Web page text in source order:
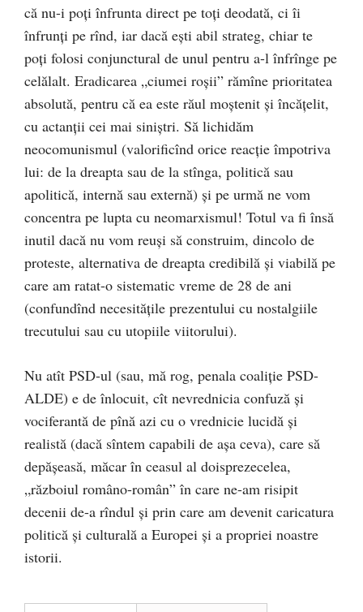
că nu-i poți înfrunta direct pe toți deodată, ci îi
înfrunți pe rînd, iar dacă ești abil strateg, chiar te
poți folosi conjunctural de unul pentru a-l înfrînge pe
celălalt. Eradicarea „ciumei roșii” rămîne prioritatea
absolută, pentru că ea este răul moștenit și încățelit,
cu actanții cei mai siniștri. Să lichidăm
neocomunismul (valorificînd orice reacție împotriva
lui: de la dreapta sau de la stînga, politică sau
apolitică, internă sau externă) și pe urmă ne vom
concentra pe lupta cu neomarxismul! Totul va fi însă
inutil dacă nu vom reuși să construim, dincolo de
proteste, alternativa de dreapta credibilă și viabilă pe
care am ratat-o sistematic vreme de 28 de ani
(confundînd necesitățile prezentului cu nostalgiile
trecutului sau cu utopiile viitorului).
Nu atît PSD-ul (sau, mă rog, penala coaliție PSD-
ALDE) e de înlocuit, cît nevrednicia confuză și
vociferantă de pînă azi cu o vrednicie lucidă și
realistă (dacă sîntem capabili de așa ceva), care să
depășeasă, măcar în ceasul al doisprezecelea,
„războiul româno-român” în care ne-am risipit
decenii de-a rîndul și prin care am devenit caricatura
politică și culturală a Europei și a propriei noastre
istorii.